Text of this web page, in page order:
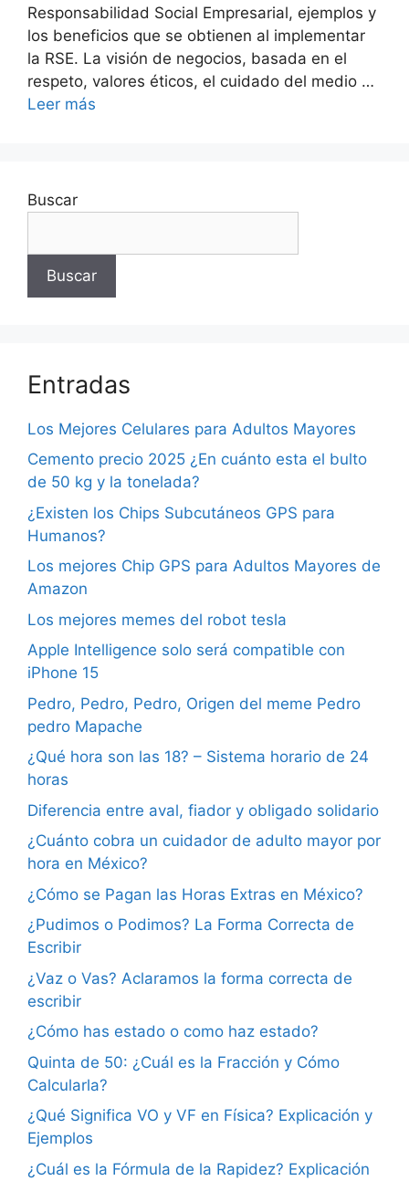
Responsabilidad Social Empresarial, ejemplos y
los beneficios que se obtienen al implementar
la RSE. La visión de negocios, basada en el
respeto, valores éticos, el cuidado del medio …
Leer más
Buscar
Buscar
Entradas
Los Mejores Celulares para Adultos Mayores
Cemento precio 2025 ¿En cuánto esta el bulto
de 50 kg y la tonelada?
¿Existen los Chips Subcutáneos GPS para
Humanos?
Los mejores Chip GPS para Adultos Mayores de
Amazon
Los mejores memes del robot tesla
Apple Intelligence solo será compatible con
iPhone 15
Pedro, Pedro, Pedro, Origen del meme Pedro
pedro Mapache
¿Qué hora son las 18? – Sistema horario de 24
horas
Diferencia entre aval, fiador y obligado solidario
¿Cuánto cobra un cuidador de adulto mayor por
hora en México?
¿Cómo se Pagan las Horas Extras en México?
¿Pudimos o Podimos? La Forma Correcta de
Escribir
¿Vaz o Vas? Aclaramos la forma correcta de
escribir
¿Cómo has estado o como haz estado?
Quinta de 50: ¿Cuál es la Fracción y Cómo
Calcularla?
¿Qué Significa VO y VF en Física? Explicación y
Ejemplos
¿Cuál es la Fórmula de la Rapidez? Explicación